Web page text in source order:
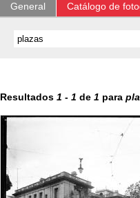
General Catálogo de
Resultados 1 - 1 de 1 para